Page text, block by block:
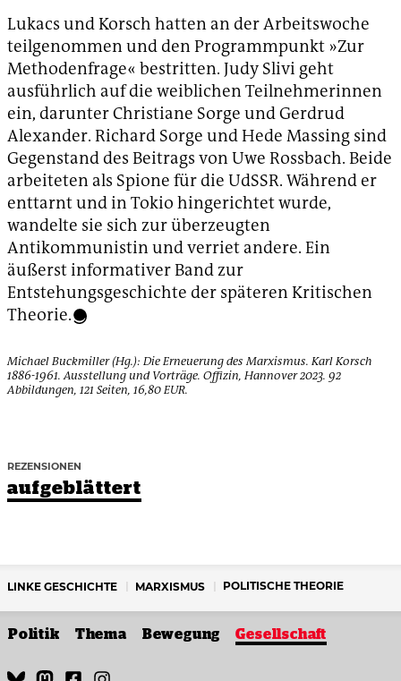
Lukacs und Korsch hatten an der Arbeitswoche
teilgenommen und den Programmpunkt »Zur
Methodenfrage« bestritten. Judy Slivi geht
ausführlich auf die weiblichen Teilnehmerinnen
ein, darunter Christiane Sorge und Gerdrud
Alexander. Richard Sorge und Hede Massing sind
Gegenstand des Beitrags von Uwe Rossbach. Beide
arbeiteten als Spione für die UdSSR. Während er
enttarnt und in Tokio hingerichtet wurde,
wandelte sie sich zur überzeugten
Antikommunistin und verriet andere. Ein
äußerst informativer Band zur
Entstehungsgeschichte der späteren Kritischen
Theorie.
Michael Buckmiller (Hg.): Die Erneuerung des Marxismus. Karl Korsch
1886-1961. Ausstellung und Vorträge. Offizin, Hannover 2023. 92
Abbildungen, 121 Seiten, 16,80 EUR.
REZENSIONEN
aufgeblättert
LINKE GESCHICHTE MARXISMUS POLITISCHE THEORIE
Politik Thema Bewegung Gesellschaft